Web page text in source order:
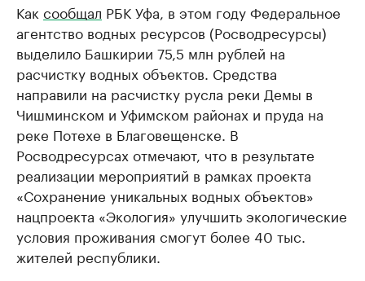
Как сообщал РБК Уфа, в этом году Федеральное
агентство водных ресурсов (Росводресурсы)
выделило Башкирии 75,5 млн рублей на
расчистку водных объектов. Средства
направили на расчистку русла реки Демы в
Чишминском и Уфимском районах и пруда на
реке Потехе в Благовещенске. В
Росводресурсах отмечают, что в результате
реализации мероприятий в рамках проекта
«Сохранение уникальных водных объектов»
нацпроекта «Экология» улучшить экологические
условия проживания смогут более 40 тыс.
жителей республики.